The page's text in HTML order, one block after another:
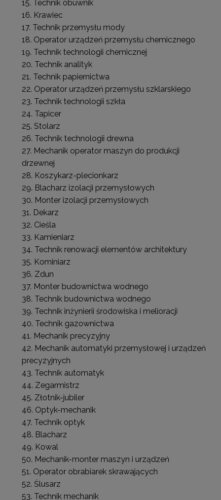
Technik obuwnik
Krawiec
Technik przemysłu mody
Operator urządzeń przemysłu chemicznego
Technik technologii chemicznej
Technik analityk
Technik papiernictwa
Operator urządzeń przemysłu szklarskiego
Technik technologii szkła
Tapicer
Stolarz
Technik technologii drewna
Mechanik operator maszyn do produkcji
drzewnej
Koszykarz-plecionkarz
Blacharz izolacji przemysłowych
Monter izolacji przemysłowych
Dekarz
Cieśla
Kamieniarz
Technik renowacji elementów architektury
Kominiarz
Zdun
Monter budownictwa wodnego
Technik budownictwa wodnego
Technik inżynierii środowiska i melioracji
Technik gazownictwa
Mechanik precyzyjny
Mechanik automatyki przemysłowej i urządzeń
precyzyjnych
Technik automatyk
Zegarmistrz
Złotnik-jubiler
Optyk-mechanik
Technik optyk
Blacharz
Kowal
Mechanik-monter maszyn i urządzeń
Operator obrabiarek skrawających
Ślusarz
Technik mechanik